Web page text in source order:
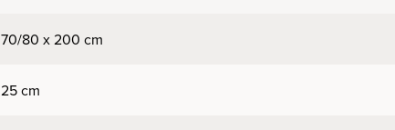
70/80 x 200 cm
25 cm